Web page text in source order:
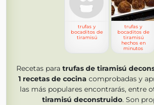
trufas y
bocaditos de
tiramisú
trufas y
bocaditos de
tiramisú
hechos en
minutos
Recetas para trufas de tiramisú
1 recetas de cocina comprobadas y
las más populares encontrarás, entre
tiramisú deconstruido. Son